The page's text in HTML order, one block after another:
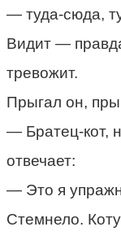
— туда-сюда,
Видит —
тревожит.
Прыгал он,
— Братец-кот,
отвечает:
— Это я
Стемнело.